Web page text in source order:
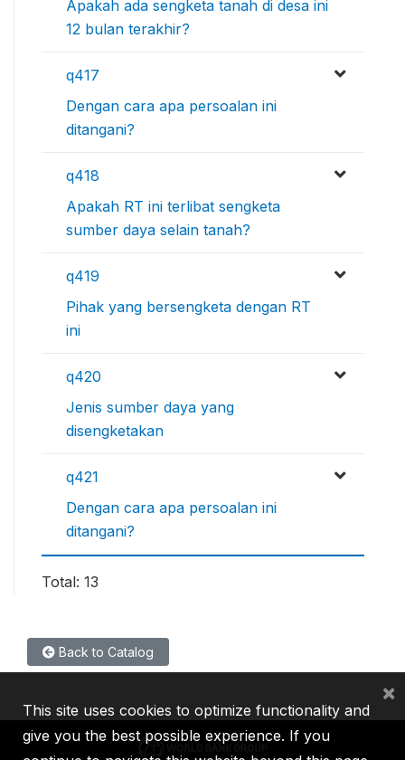
Apakah ada sengketa tanah di desa ini
12 bulan terakhir?
q417
Dengan cara apa persoalan ini
ditangani?
q418
Apakah RT ini terlibat sengketa
sumber daya selain tanah?
q419
Pihak yang bersengketa dengan RT
ini
q420
Jenis sumber daya yang
disengketakan
q421
Dengan cara apa persoalan ini
ditangani?
Total: 13
Back to Catalog
This site uses cookies to optimize functionality and
give you the best possible experience. If you
×